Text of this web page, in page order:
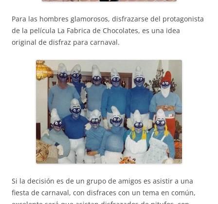
Para las hombres glamorosos, disfrazarse del protagonista
de la película La Fabrica de Chocolates, es una idea
original de disfraz para carnaval.
Si la decisión es de un grupo de amigos es asistir a una
fiesta de carnaval, con disfraces con un tema en común,